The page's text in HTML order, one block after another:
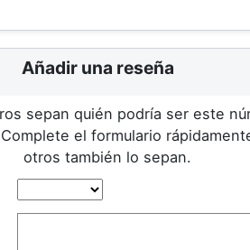
Añadir una reseña
sepan quién podría ser este
el formulario
otros también lo sepan.